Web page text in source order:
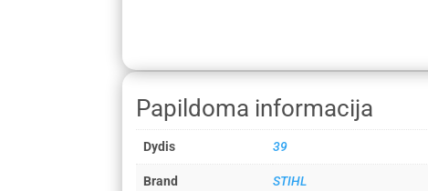
Papildoma informacija
Dydis 39
Brand STIHL